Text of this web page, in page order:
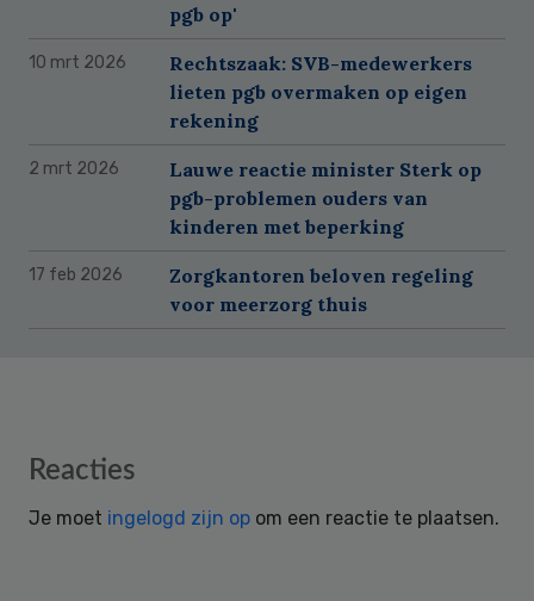
pgb op'
10 mrt 2026
Rechtszaak: SVB-medewerkers
lieten pgb overmaken op eigen
rekening
2 mrt 2026
Lauwe reactie minister Sterk op
pgb-problemen ouders van
kinderen met beperking
17 feb 2026
Zorgkantoren beloven regeling
voor meerzorg thuis
Reader
Reacties
Je moet ingelogd zijn op om een reactie te plaatsen.